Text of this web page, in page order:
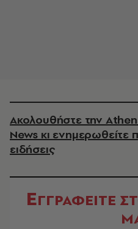
Ακολουθήστε την
News κι ενημερωθείτε
ειδήσεις
ΕΓΓΡΑΦΕΙΤΕ